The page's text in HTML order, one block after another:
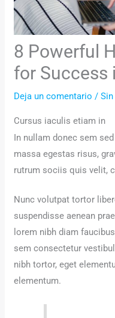
8 Powerful
for Success
Deja un comentario /
Cursus iaculis etiam in
In nullam donec sem
massa egestas risus,
rutrum sociis quis velit,
Nunc volutpat tortor
suspendisse aenean
lorem nibh diam
sem consectetur
nibh tortor, eget
elementum.